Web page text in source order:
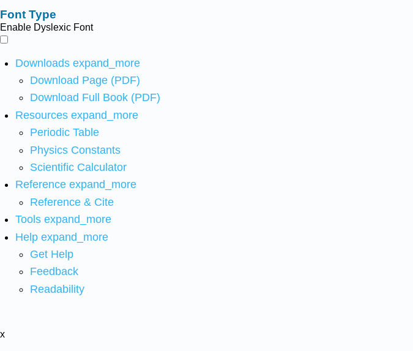
Font Type
Enable Dyslexic Font
Downloads expand_more
Download Page (PDF)
Download Full Book (PDF)
Resources expand_more
Periodic Table
Physics Constants
Scientific Calculator
Reference expand_more
Reference & Cite
Tools expand_more
Help expand_more
Get Help
Feedback
Readability
x